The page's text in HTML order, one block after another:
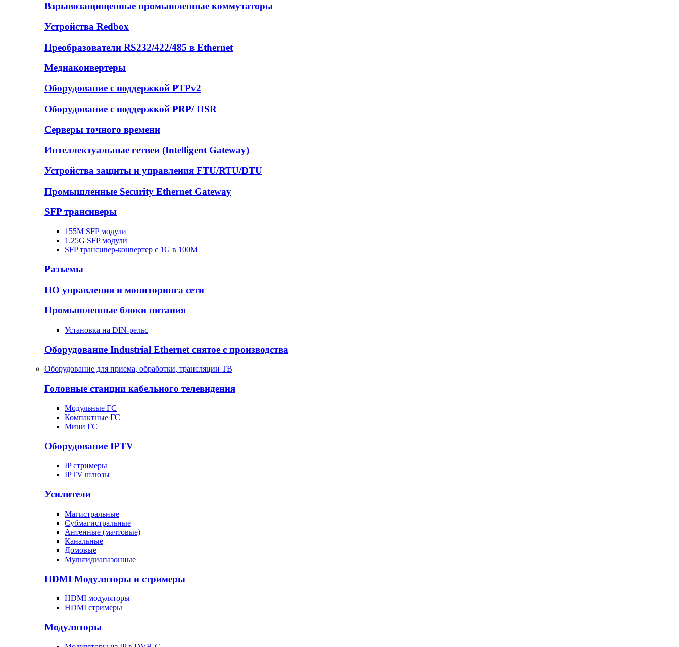
Взрывозащищенные промышленные коммутаторы
Устройства Redbox
Преобразователи RS232/422/485 в Ethernet
Медиаконвертеры
Оборудование с поддержкой PTPv2
Оборудование с поддержкой PRP/ HSR
Серверы точного времени
Интеллектуальные гетвеи (Intelligent Gateway)
Устройства защиты и управления FTU/RTU/DTU
Промышленные Security Ethernet Gateway
SFP трансиверы
155M SFP модули
1.25G SFP модули
SFP трансивер-конвертер с 1G в 100М
Разъемы
ПО управления и мониторинга сети
Промышленные блоки питания
Установка на DIN-рельс
Оборудование Industrial Ethernet снятое с производства
Оборудование для приема, обработки, трансляции ТВ
Головные станции кабельного телевидения
Модульные ГС
Компактные ГС
Мини ГС
Оборудование IPTV
IP стримеры
IPTV шлюзы
Усилители
Магистральные
Субмагистральные
Антенные (мачтовые)
Канальные
Домовые
Мультидиапазонные
HDMI Модуляторы и стримеры
HDMI модуляторы
HDMI стримеры
Модуляторы